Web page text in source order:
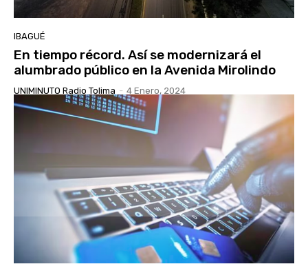
IBAGUÉ
En tiempo récord. Así se modernizará el
alumbrado público en la Avenida Mirolindo
UNIMINUTO Radio Tolima - 4 Enero, 2024